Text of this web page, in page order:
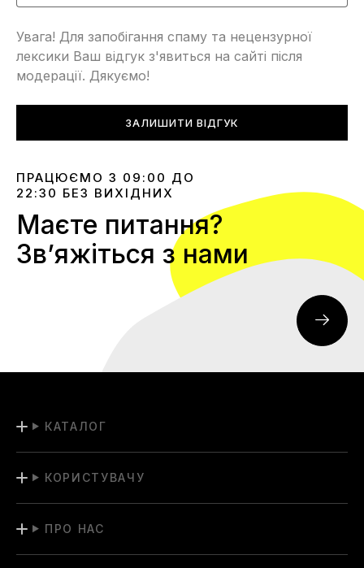
Увага! Для запобігання спаму та нецензурної
лексики Ваш відгук з'явиться на сайті після
модерації. Дякуємо!
ЗАЛИШИТИ ВІДГУК
ПРАЦЮЄМО З 09:00 ДО
22:30 БЕЗ ВИХІДНИХ
Маєте питання?
Звʼяжіться з нами
КАТАЛОГ
КОРИСТУВАЧУ
ПРО НАС